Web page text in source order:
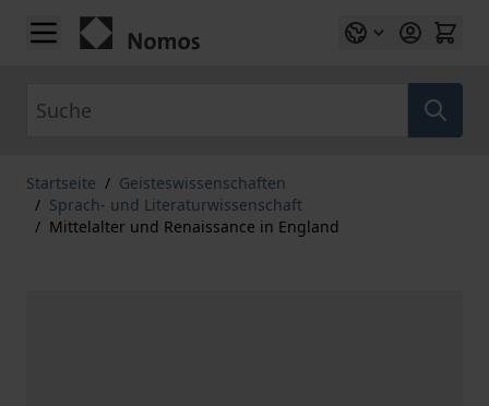
Zum Inhalt springen
Startseite / Geisteswissenschaften
/ Sprach- und Literaturwissenschaft
/ Mittelalter und Renaissance in England